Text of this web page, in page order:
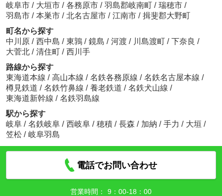
岐阜市 / 大垣市 / 各務原市 / 羽島郡岐南町 / 瑞穂市 /
羽島市 / 本巣市 / 北名古屋市 / 江南市 / 揖斐郡大野町
町名から探す
中川原 / 西中島 / 東鶉 / 鏡島 / 河渡 / 川島渡町 / 下奈良 /
大菅北 / 清住町 / 西川手
路線から探す
東海道本線 / 高山本線 / 名鉄各務原線 / 名鉄名古屋本線 /
樽見鉄道 / 名鉄竹鼻線 / 養老鉄道 / 名鉄犬山線 /
東海道新幹線 / 名鉄羽島線
駅から探す
岐阜 / 名鉄岐阜 / 西岐阜 / 穂積 / 長森 / 加納 / 手力 / 大垣 /
笠松 / 岐阜羽島
電話でお問い合わせ
営業時間：
9：00‐18：00